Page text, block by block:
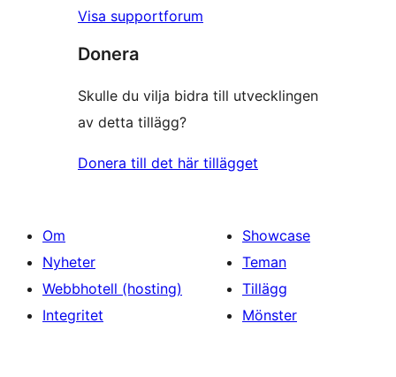
Visa supportforum
Donera
Skulle du vilja bidra till utvecklingen
av detta tillägg?
Donera till det här tillägget
Om
Nyheter
Webbhotell (hosting)
Integritet
Showcase
Teman
Tillägg
Mönster